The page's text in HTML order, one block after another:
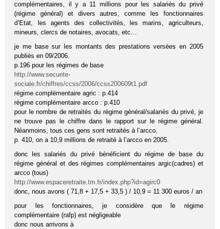
complémentaires, il y a 11 millions pour les salariés du privé
(régime général) et divers autres, comme les fonctionnaires
d’Etat, les agents des collectivités, les marins, agriculteurs,
mineurs, clercs de notaires, avocats, etc…
je me base sur les montants des prestations versées en 2005
publiés en 09/2006.
p.196 pour les régimes de base
http://www.securite-
sociale.fr/chiffres/ccss/2006/ccss200609t1.pdf
régime complémentaire agric : p.414
régime complémentaire arcco : p.410
pour le nombre de retraités du régime général/salariés du privé, je
ne trouve pas le chiffre dans le rapport sur le régime général.
Néanmoins, tous ces gens sont retraités à l’arcco.
p. 410, on a 10,9 millions de retraité à l’arcco en 2005.
donc les salariés du privé bénéficient du régime de base du
régime général et des régimes complémentaires argic(cadres) et
arcco (tous)
http://www.espaceretraite.tm.fr/index.php?id=agirc0
donc, nous avons ( 71,8 + 17,5 + 33,5 ) / 10,9 = 11 300 euros / an
pour les fonctionnaires, je considère que le régime
complémentaire (rafp) est négligeable
donc nous arrivons à